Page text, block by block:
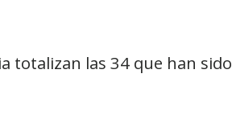
totalizan las 34 que han sido